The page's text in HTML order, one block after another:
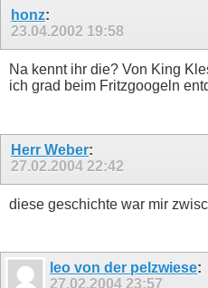
honz:
23.04.2002 19:58
Na kennt ihr die? Von King
ich grad beim Fritzgoogeln
Herr Weber:
27.02.2004 22:42
diese geschichte war mir
leo von der pelzwiese:
27.02.2004 23:57